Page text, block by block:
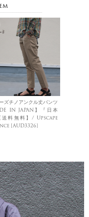
ズチノアンクル丈パンツ
IN JAPAN】『日本
送料無料】/ Upscape
[AUD3326]